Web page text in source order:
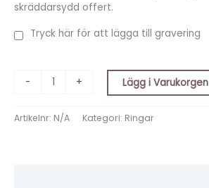
skräddarsydd offert.
Tryck här för att lägga till gravering
- + Lägg i Varukorgen
Artikelnr: N/A Kategori: Ringar